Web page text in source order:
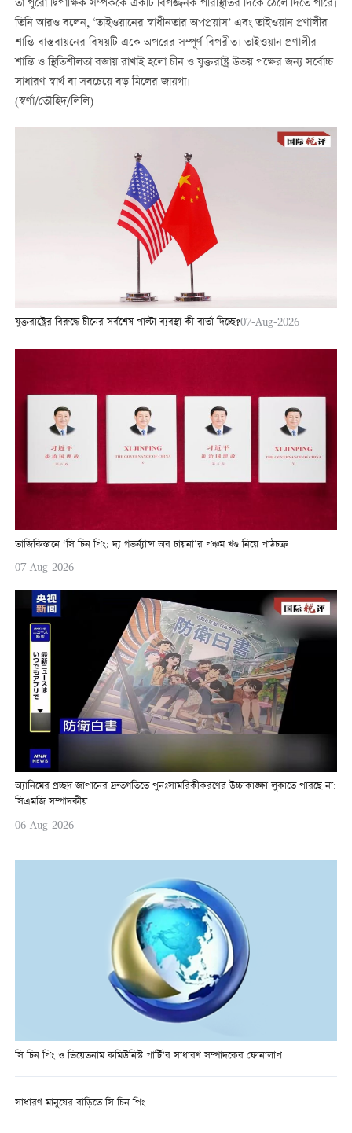
তা পুরো দ্বিপাক্ষিক সম্পর্ককে একটি বিপজ্জনক পরিস্থিতির দিকে ঠেলে দিতে পারে।
তিনি আরও বলেন, ‘তাইওয়ানের স্বাধীনতার অপপ্রয়াস’ এবং তাইওয়ান প্রণালীর
শান্তি বাস্তবায়নের বিষয়টি একে অপরের সম্পূর্ণ বিপরীত। তাইওয়ান প্রণালীর
শান্তি ও স্থিতিশীলতা বজায় রাখাই হলো চীন ও যুক্তরাষ্ট্র উভয় পক্ষের জন্য সর্বোচ্চ
সাধারণ স্বার্থ বা সবচেয়ে বড় মিলের জায়গা।
(স্বর্ণা/তৌহিদ/লিলি)
যুক্তরাষ্ট্রের বিরুদ্ধে চীনের সর্বশেষ পাল্টা ব্যবস্থা কী বার্তা দিচ্ছে?07-Aug-2026
তাজিকিস্তানে ‘সি চিন পিং: দ্য গভর্ন্যান্স অব চায়না’র পঞ্চম খণ্ড নিয়ে পাঠচক্র
07-Aug-2026
অ্যানিমের প্রচ্ছদ জাপানের দ্রুতগতিতে পুনঃসামরিকীকরণের উচ্চাকাঙ্ক্ষা লুকাতে পারছে না:
সিএমজি সম্পাদকীয়
06-Aug-2026
সি চিন পিং ও ভিয়েতনাম কমিউনিস্ট পার্টি’র সাধারণ সম্পাদকের ফোনালাপ